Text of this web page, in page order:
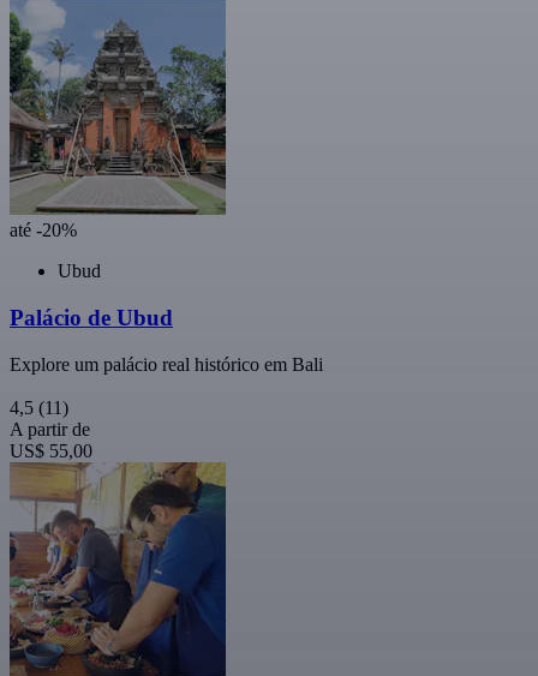
até -20%
Ubud
Palácio de Ubud
Explore um palácio real histórico em Bali
4,5 (11)
A partir de
US$ 55,00